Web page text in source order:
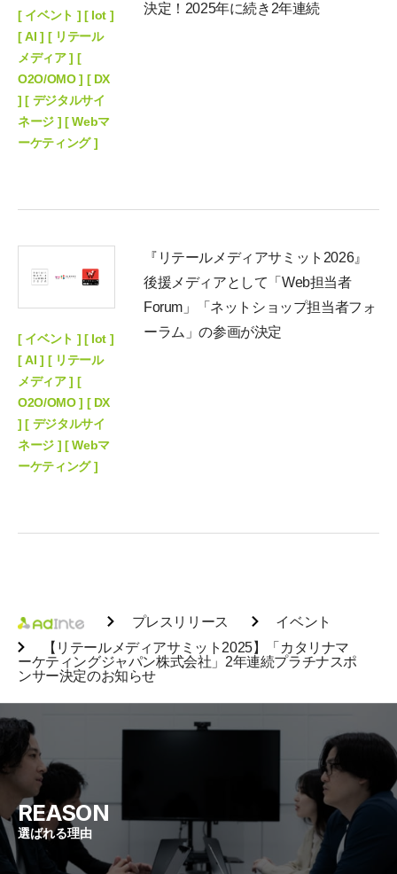
[ イベント ] [ Iot ]
[ AI ] [ リテール
メディア ] [
O2O/OMO ] [ DX
] [ デジタルサイ
ネージ ] [ Webマ
ーケティング ]
決定！2025年に続き2年連続
[ イベント ] [ Iot ]
[ AI ] [ リテール
メディア ] [
O2O/OMO ] [ DX
] [ デジタルサイ
ネージ ] [ Webマ
ーケティング ]
『リテールメディアサミット2026』
後援メディアとして「Web担当者
Forum」「ネットショップ担当者フォ
ーラム」の参画が決定
プレスリリース
イベント
【リテールメディアサミット2025】「カタリナマ
ーケティングジャパン株式会社」2年連続プラチナスポ
ンサー決定のお知らせ
選ばれる理由
REASON